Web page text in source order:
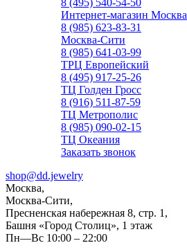
8 (495) 540-54-50
Интернет-магазин Москва
8 (985) 623-83-31
Москва-Сити
8 (985) 641-03-99
ТРЦ Европейский
8 (495) 917-25-26
ТЦ Голден Гросс
8 (916) 511-87-59
ТЦ Метрополис
8 (985) 090-02-15
ТЦ Океания
Заказать звонок
shop@dd.jewelry
Москва,
Москва-Сити,
Пресненская набережная 8, стр. 1,
Башня «Город Столиц», 1 этаж
Пн—Вс 10:00 – 22:00